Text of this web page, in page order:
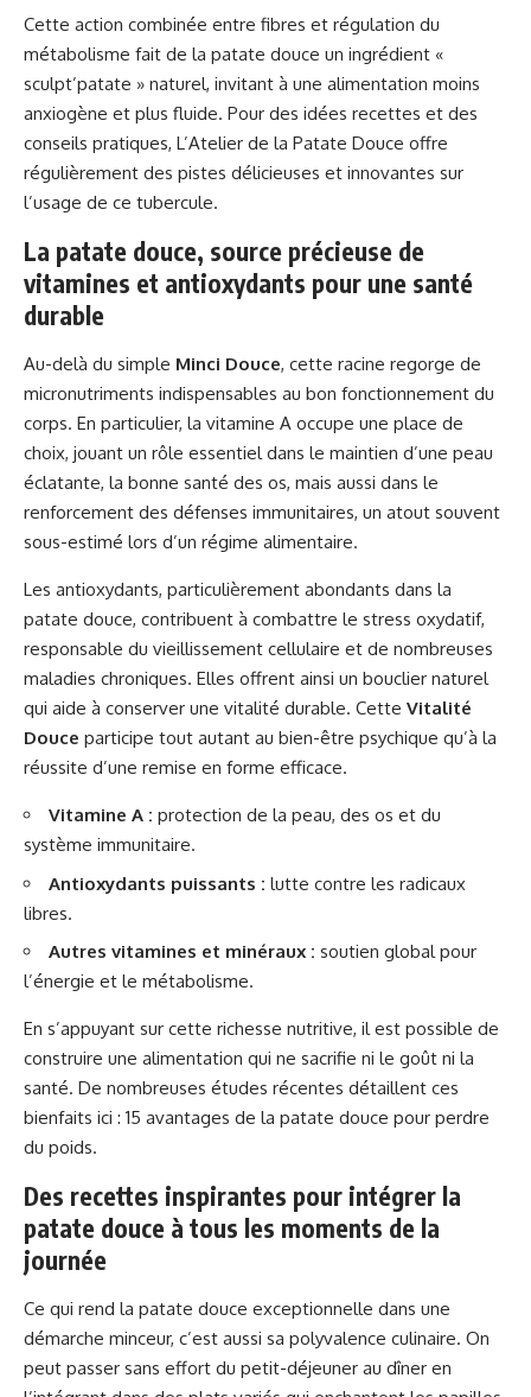
Cette action combinée entre fibres et régulation du
métabolisme fait de la patate douce un ingrédient «
sculpt’patate » naturel, invitant à une alimentation moins
anxiogène et plus fluide. Pour des idées recettes et des
conseils pratiques, L’Atelier de la Patate Douce offre
régulièrement des pistes délicieuses et innovantes sur
l’usage de ce tubercule.
La patate douce, source précieuse de
vitamines et antioxydants pour une santé
durable
Au-delà du simple Minci Douce, cette racine regorge de
micronutriments indispensables au bon fonctionnement du
corps. En particulier, la vitamine A occupe une place de
choix, jouant un rôle essentiel dans le maintien d’une peau
éclatante, la bonne santé des os, mais aussi dans le
renforcement des défenses immunitaires, un atout souvent
sous-estimé lors d’un régime alimentaire.
Les antioxydants, particulièrement abondants dans la
patate douce, contribuent à combattre le stress oxydatif,
responsable du vieillissement cellulaire et de nombreuses
maladies chroniques. Elles offrent ainsi un bouclier naturel
qui aide à conserver une vitalité durable. Cette Vitalité
Douce participe tout autant au bien-être psychique qu’à la
réussite d’une remise en forme efficace.
Vitamine A : protection de la peau, des os et du
système immunitaire.
Antioxydants puissants : lutte contre les radicaux
libres.
Autres vitamines et minéraux : soutien global pour
l’énergie et le métabolisme.
En s’appuyant sur cette richesse nutritive, il est possible de
construire une alimentation qui ne sacrifie ni le goût ni la
santé. De nombreuses études récentes détaillent ces
bienfaits ici : 15 avantages de la patate douce pour perdre
du poids.
Des recettes inspirantes pour intégrer la
patate douce à tous les moments de la
journée
Ce qui rend la patate douce exceptionnelle dans une
démarche minceur, c’est aussi sa polyvalence culinaire. On
peut passer sans effort du petit-déjeuner au dîner en